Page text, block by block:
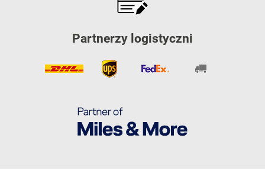
Partnerzy logistyczni